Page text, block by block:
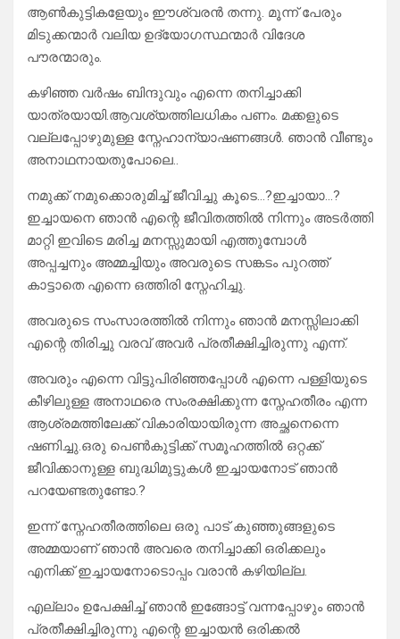
ആൺകുട്ടികളേയും ഈശ്വരൻ തന്നു. മൂന്ന് പേരും
മിടുക്കന്മാർ വലിയ ഉദ്യോഗസ്ഥന്മാർ വിദേശ
പൗരന്മാരും.
കഴിഞ്ഞ വർഷം ബിന്ദുവും എന്നെ തനിച്ചാക്കി
യാത്രയായി.ആവശ്യത്തിലധികം പണം. മക്കളുടെ
വല്ലപ്പോഴുമുള്ള സ്നേഹാന്യാഷണങ്ങൾ. ഞാൻ വീണ്ടും
അനാഥനായതുപോലെ..
നമുക്ക് നമുക്കൊരുമിച്ച് ജീവിച്ചു കൂടെ…?ഇച്ചായാ…?
ഇച്ചായനെ ഞാൻ എന്റെ ജീവിതത്തിൽ നിന്നും അടർത്തി
മാറ്റി ഇവിടെ മരിച്ച മനസ്സുമായി എത്തുമ്പോൾ
അപ്പച്ചനും അമ്മച്ചിയും അവരുടെ സങ്കടം പുറത്ത്
കാട്ടാതെ എന്നെ ഒത്തിരി സ്നേഹിച്ചു.
അവരുടെ സംസാരത്തിൽ നിന്നും ഞാൻ മനസ്സിലാക്കി
എന്റെ തിരിച്ചു വരവ് അവർ പ്രതീക്ഷിച്ചിരുന്നു എന്ന്.
അവരും എന്നെ വിട്ടുപിരിഞ്ഞപ്പോൾ എന്നെ പള്ളിയുടെ
കീഴിലുള്ള അനാഥരെ സംരക്ഷിക്കുന്ന സ്നേഹതീരം എന്ന
ആശ്രമത്തിലേക്ക് വികാരിയായിരുന്ന അച്ഛനെന്നെ
ഷണിച്ചു.ഒരു പെൺകുട്ടിക്ക് സമൂഹത്തിൽ ഒറ്റക്ക്
ജീവിക്കാനുള്ള ബുദ്ധിമുട്ടുകൾ ഇച്ചായനോട് ഞാൻ
പറയേണ്ടതുണ്ടോ.?
ഇന്ന് സ്നേഹതീരത്തിലെ ഒരു പാട് കുഞ്ഞുങ്ങളുടെ
അമ്മയാണ് ഞാൻ അവരെ തനിച്ചാക്കി ഒരിക്കലും
എനിക്ക് ഇച്ചായനോടൊപ്പം വരാൻ കഴിയില്ല.
എല്ലാം ഉപേക്ഷിച്ച് ഞാൻ ഇങ്ങോട്ട് വന്നപ്പോഴും ഞാൻ
പ്രതീക്ഷിച്ചിരുന്നു എന്റെ ഇച്ചായൻ ഒരിക്കൽ